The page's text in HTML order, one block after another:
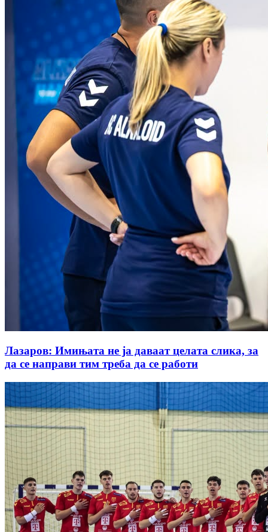
Лазаров: Имињата не ја даваат целата слика, за
да се направи тим треба да се работи